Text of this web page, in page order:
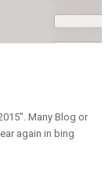
Many Blog or
again in bing